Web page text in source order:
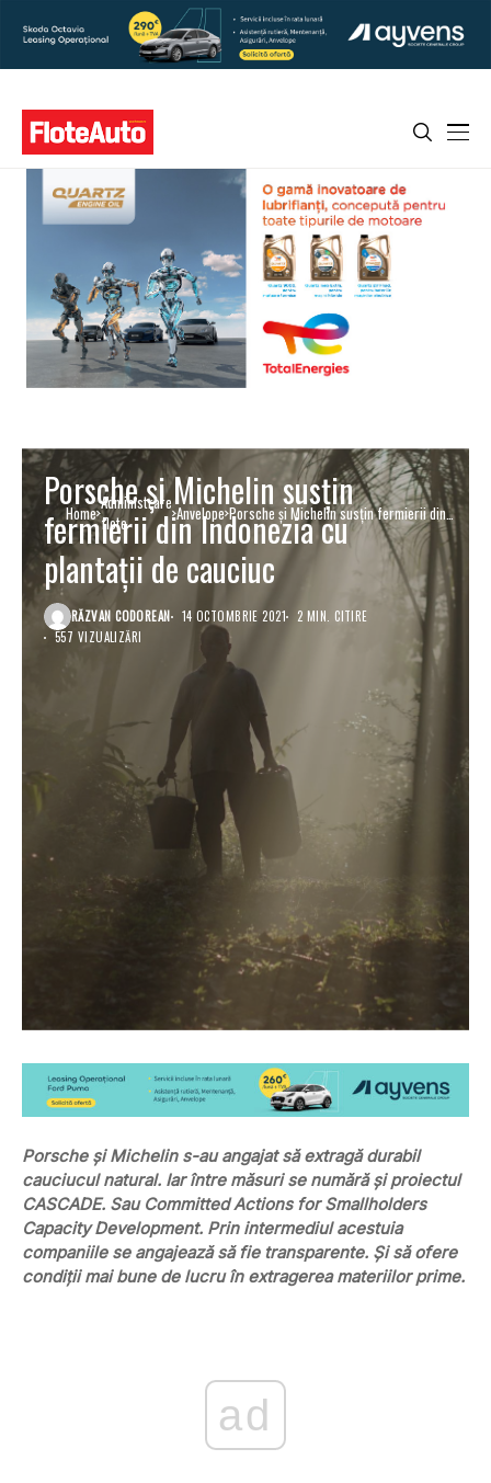
Home Administrare
flote
Anvelope Porsche și Michelin susțin fermierii din
Indonezia cu plantații de cauciuc
Porsche și Michelin susțin
fermierii din Indonezia cu
plantații de cauciuc
RĂZVAN CODOREAN 14 OCTOMBRIE 2021
2 MIN. CITIRE
557 VIZUALIZĂRI
Porsche și Michelin s-au angajat să extragă durabil
cauciucul natural. Iar între măsuri se numără și proiectul
CASCADE. Sau Committed Actions for Smallholders
Capacity Development. Prin intermediul acestuia
companiile se angajează să fie transparente. Și să ofere
condiții mai bune de lucru în extragerea materiilor prime.
ad